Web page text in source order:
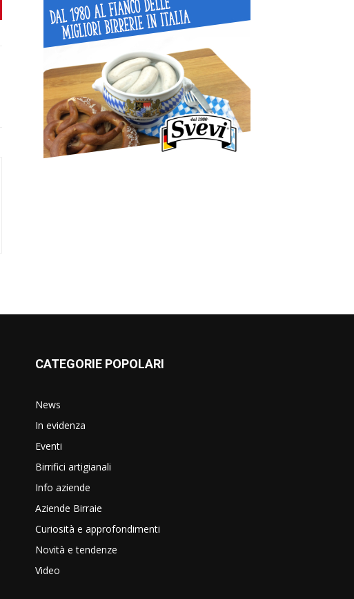
CATEGORIE POPOLARI
News
In evidenza
Eventi
Birrifici artigianali
Info aziende
Aziende Birraie
Curiosità e approfondimenti
Novità e tendenze
Video